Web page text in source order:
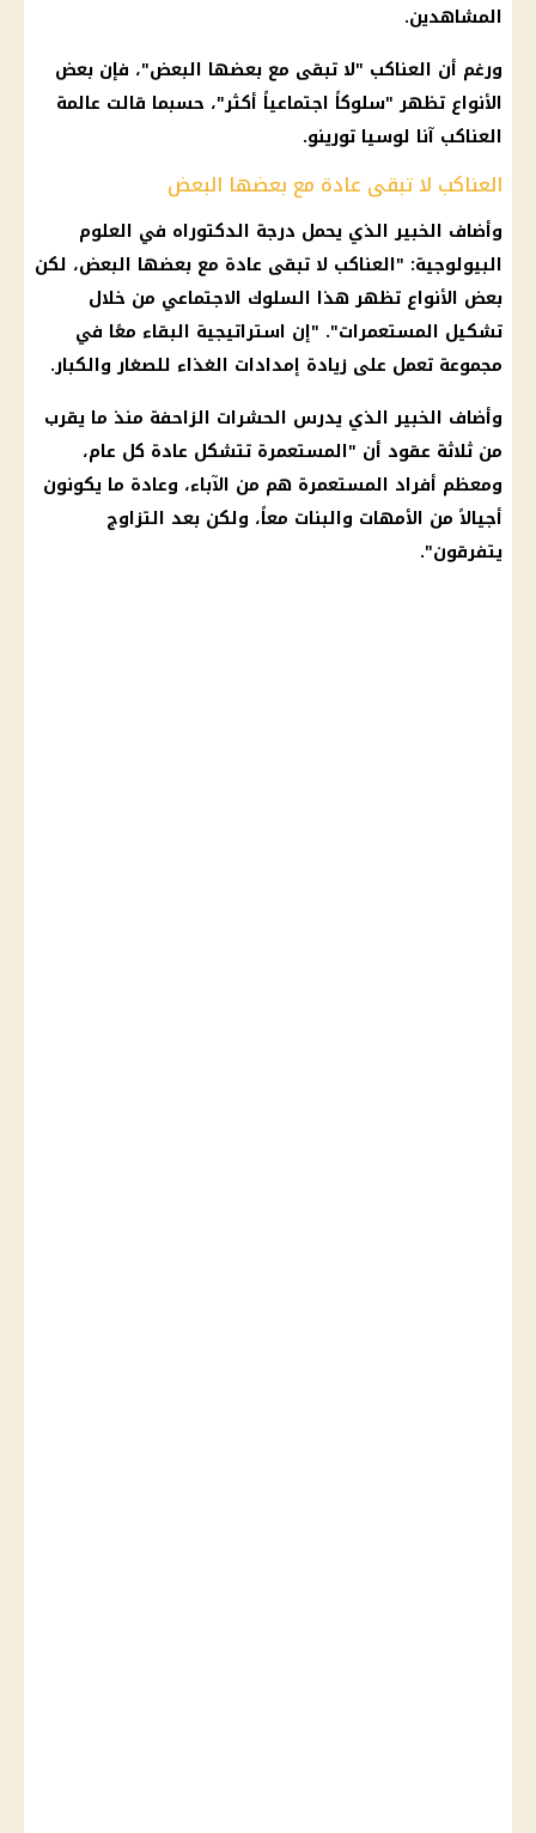
المشاهدين.
ورغم أن العناكب "لا تبقى مع بعضها البعض"، فإن بعض
الأنواع تظهر "سلوكاً اجتماعياً أكثر"، حسبما قالت عالمة
العناكب آنا لوسيا تورينو.
العناكب لا تبقى عادة مع بعضها البعض
وأضاف الخبير الذي يحمل درجة الدكتوراه في العلوم
البيولوجية: "العناكب لا تبقى عادة مع بعضها البعض، لكن
بعض الأنواع تظهر هذا السلوك الاجتماعي من خلال
تشكيل المستعمرات". "إن استراتيجية البقاء معًا في
مجموعة تعمل على زيادة إمدادات الغذاء للصغار والكبار.
وأضاف الخبير الذي يدرس الحشرات الزاحفة منذ ما يقرب
من ثلاثة عقود أن "المستعمرة تتشكل عادة كل عام،
ومعظم أفراد المستعمرة هم من الآباء، وعادة ما يكونون
أجيالاً من الأمهات والبنات معاً، ولكن بعد التزاوج
يتفرقون".